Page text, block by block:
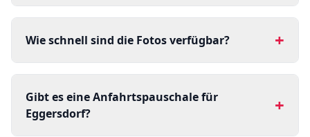
Wie schnell sind die Fotos verfügbar? +
Gibt es eine Anfahrtspauschale für
Eggersdorf?
+